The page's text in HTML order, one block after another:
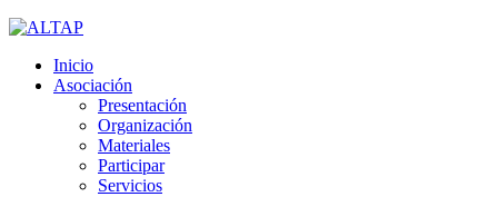
Inicio
Asociación
Presentación
Organización
Materiales
Participar
Servicios